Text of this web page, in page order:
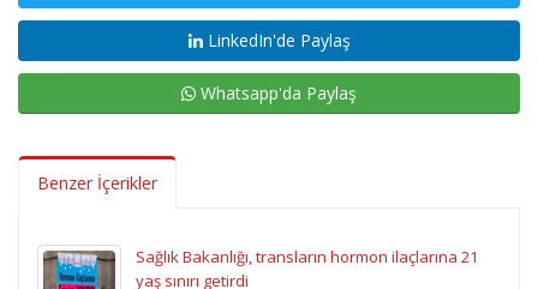
LinkedIn'de Paylaş
Whatsapp'da Paylaş
Benzer İçerikler
Sağlık Bakanlığı, transların hormon ilaçlarına 21
yaş sınırı getirdi